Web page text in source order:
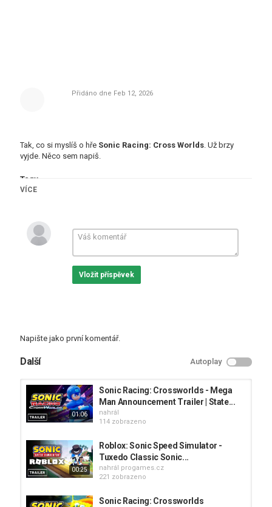
Přidáno dne Feb 12, 2026
Tak, co si myslíš o hře Sonic Racing: Cross Worlds. Už brzy
vyjde. Něco sem napiš.
Tagy
Local Four-Player Multiplayer
VÍCE
Vložit příspěvek
Napište jako první komentář.
Další Autoplay
01:06
Sonic Racing: Crossworlds - Mega
Man Announcement Trailer | State...
nahrál
114 zobrazeno
00:25
Roblox: Sonic Speed Simulator -
Tuxedo Classic Sonic...
nahrál progames.cz
221 zobrazeno
Sonic Racing: Crossworlds